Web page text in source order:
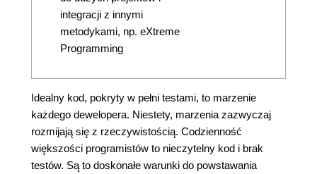
integracji z innymi
metodykami, np. eXtreme
Programming
Idealny kod, pokryty w pełni testami, to marzenie
każdego dewelopera. Niestety, marzenia zazwyczaj
rozmijają się z rzeczywistością. Codzienność
większości programistów to nieczytelny kod i brak
testów. Są to doskonałe warunki do powstawania